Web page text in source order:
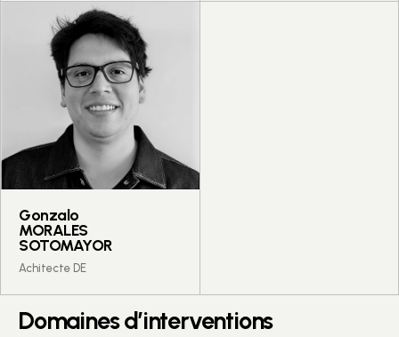
Gonzalo
MORALES
SOTOMAYOR
Achitecte DE
Domaines d’interventions